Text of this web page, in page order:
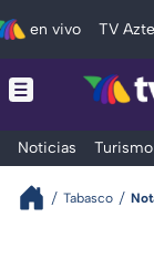
en vivo TV
Noticias Turismo
Tabasco